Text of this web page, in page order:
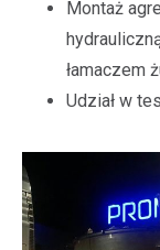
Montaż
łamaczem
Udział w